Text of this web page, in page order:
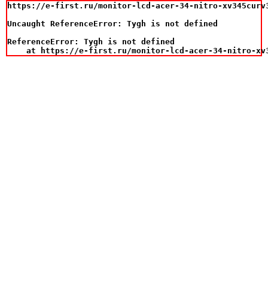
https://e-first.ru/monitor-lcd-acer-34-nitro-
Uncaught ReferenceError: Tygh is not defined
ReferenceError: Tygh is not defined
at https://e-first.ru/monitor-lcd-acer-34-nitro-